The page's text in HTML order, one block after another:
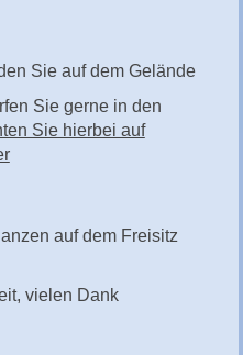
Sie auf dem Gelände
Sie gerne in den
Sie hierbei auf
auf dem Freisitz
vielen Dank